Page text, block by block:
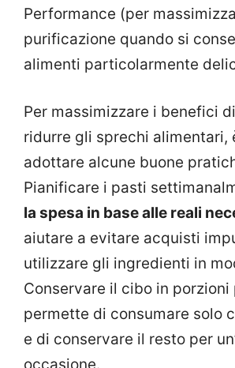
Performance (per
purificazione quando si
alimenti particolarmente
Per massimizzare i benefici
ridurre gli sprechi alimentari,
adottare alcune buone
Pianificare i pasti
la spesa in base alle reali
aiutare a evitare acquisti
utilizzare gli ingredienti in
Conservare il cibo in
permette di consumare solo
e di conservare il resto per